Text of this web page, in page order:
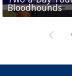
Bloodhounds
Bloodhounds
Two-a-Day
Tavian Cord
Two-a-Day